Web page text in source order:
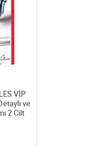
VİP
ve
2 Cilt